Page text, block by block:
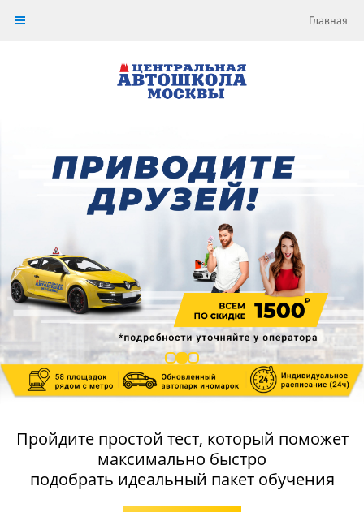
Главная
Пройдите простой тест, который поможет
максимально быстро
подобрать идеальный пакет обучения